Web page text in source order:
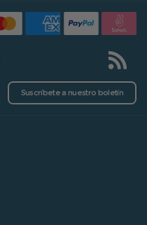
Suscríbete a nuestro boletín